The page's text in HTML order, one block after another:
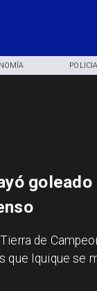
de
que Iquique se